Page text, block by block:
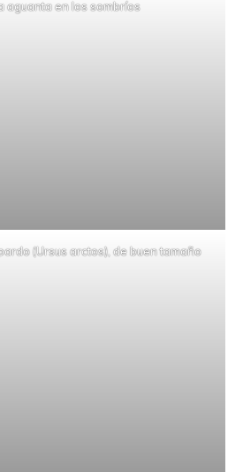
aguanta en los sombríos
(Ursus arctos), de buen tamaño